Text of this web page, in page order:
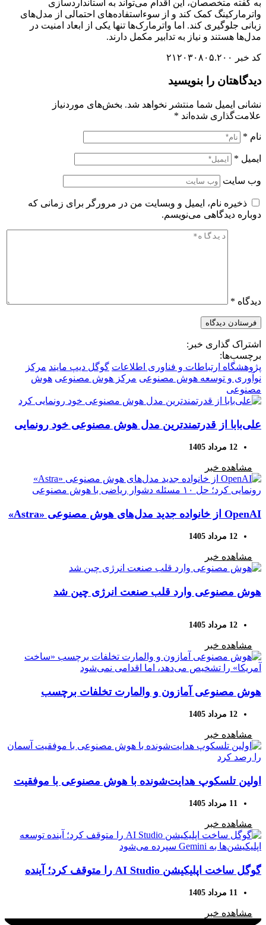
به گفته متخصصان، این اقدام می‌تواند به استانداردسازی
واترمارکینگ کمک کند و از سوءاستفاده‌های احتمالی از مدل‌های
زبانی جلوگیری کند. اما واترمارک‌ها تنها یکی از ابعاد امنیت در
مدل‌ها هستند و نیاز به تدابیر مکمل دارند.
کد خبر ۲۱۲۰۳۰۸۰۵.۲۰۰
دیدگاهتان را بنویسید
نشانی ایمیل شما منتشر نخواهد شد. بخش‌های موردنیاز
علامت‌گذاری شده‌اند *
نام *
ایمیل *
وب‌ سایت
ذخیره نام، ایمیل و وبسایت من در مرورگر برای زمانی که
دوباره دیدگاهی می‌نویسم.
دیدگاه *
اشتراک گذاری خبر:
برچسب‌ها:
پژوهشگاه ارتباطات و فناوری اطلاعات گوگل دیپ مایند مرکز
نوآوری و توسعه هوش مصنوعی مرکز هوش مصنوعی هوش
مصنوعی
علی‌بابا از قدرتمندترین مدل هوش مصنوعی خود رونمایی
12 مرداد 1405
مشاهده خبر
OpenAI از خانواده جدید مدل‌های هوش مصنوعی «Astra»
12 مرداد 1405
مشاهده خبر
هوش مصنوعی وارد قلب صنعت انرژی چین شد
12 مرداد 1405
مشاهده خبر
هوش مصنوعی آمازون و والمارت تخلفات برچسب
«ساخت آمریکا» را تشخیص می‌دهد، اما اقدامی نمی‌شود
12 مرداد 1405
مشاهده خبر
اولین تلسکوپ هدایت‌شونده با هوش مصنوعی با موفقیت
آسمان را رصد کرد
11 مرداد 1405
مشاهده خبر
گوگل ساخت اپلیکیشن AI Studio را متوقف کرد؛ آینده
توسعه اپلیکیشن‌ها به Gemini سپرده می‌شود
11 مرداد 1405
مشاهده خبر